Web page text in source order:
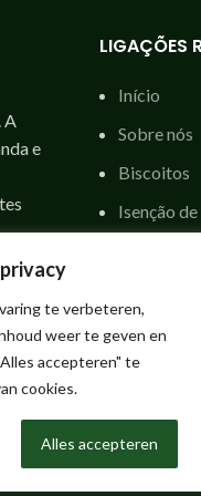
te verbeteren,
weer te geven en
accepteren" te
cookies.
Alles accepteren
A
e
LIGAÇÕES
Início
Sobre nós
Biscoitos
Isenção
Termos e
Bioethanolshop -